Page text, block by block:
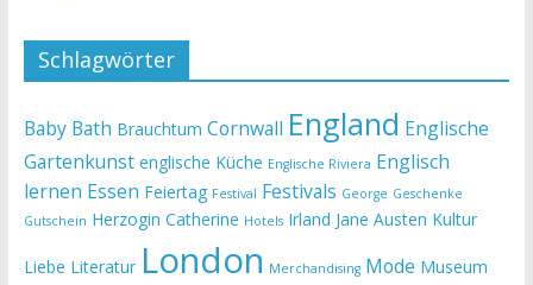
Schlagwörter
Baby Bath Brauchtum Cornwall England Englische
Gartenkunst englische Küche Englische Riviera Englisch
lernen Essen Feiertag Festival Festivals George Geschenke
Gutschein Herzogin Catherine Hotels Irland Jane Austen Kultur
Liebe Literatur London Merchandising Mode Museum